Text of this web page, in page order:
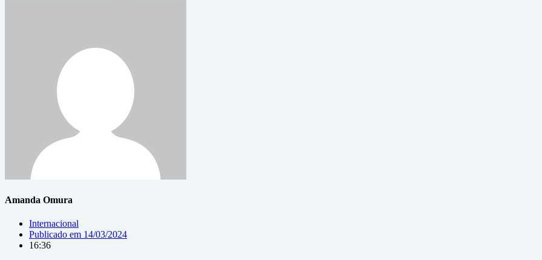
Amanda Omura
Internacional
Publicado em 14/03/2024
16:36